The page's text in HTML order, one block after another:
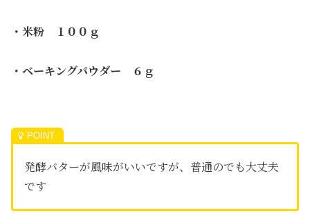
・米粉 １００ｇ
・ベーキングパウダー ６ｇ
発酵バターが風味がいいですが、普通のでも大丈夫
です